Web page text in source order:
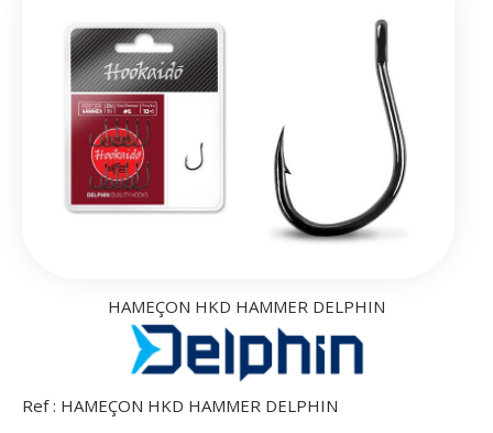
HAMEÇON HKD HAMMER DELPHIN
Ref : HAMEÇON HKD HAMMER DELPHIN